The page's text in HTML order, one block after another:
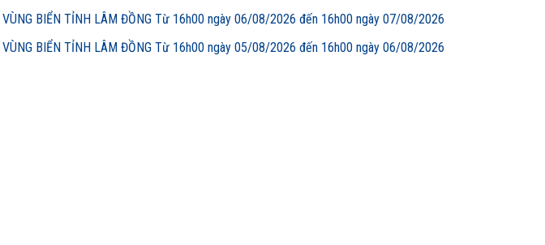
VÙNG BIỂN TỈNH LÂM ĐỒNG Từ 16h00 ngày 06/08/2026 đến 16h00 ngày 07/08/2026
VÙNG BIỂN TỈNH LÂM ĐỒNG Từ 16h00 ngày 05/08/2026 đến 16h00 ngày 06/08/2026